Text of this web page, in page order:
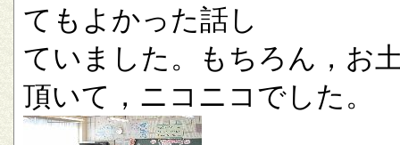
てもよかった話し
ていました。もちろん，お
頂いて，ニコニコでした。